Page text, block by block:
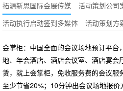
拓源新思国际会展传媒 活动策划公司
活动执行启动签到多媒体
活动策划方
会掌柜：中国全面的会议场地预订平台
地、年会酒店、酒店会议室、酒店宴会
赁，就上会掌柜，免收服务费的会议服
至少节省20%；10分钟出会议场地报价